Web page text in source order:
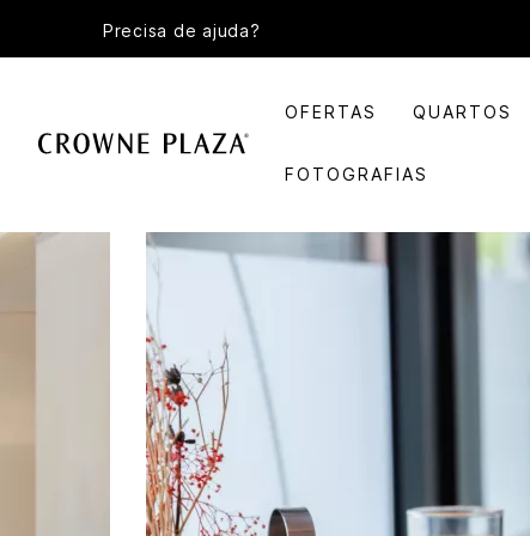
Precisa de ajuda?
OFERTAS QUARTOS
FOTOGRAFIAS